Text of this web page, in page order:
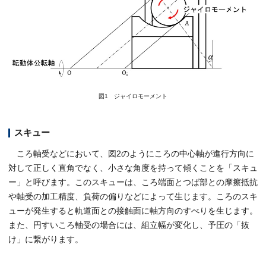
図1 ジャイロモーメント
スキュー
ころ軸受などにおいて、図2のようにころの中心軸が進行方向に
対して正しく直角でなく、小さな角度を持って傾くことを「スキュ
ー」と呼びます。このスキューは、ころ端面とつば部との摩擦抵抗
や軸受の加工精度、負荷の偏りなどによって生じます。ころのスキ
ューが発生すると軌道面との接触面に軸方向のすべりを生じます。
また、円すいころ軸受の場合には、組立幅が変化し、予圧の「抜
け」に繋がります。